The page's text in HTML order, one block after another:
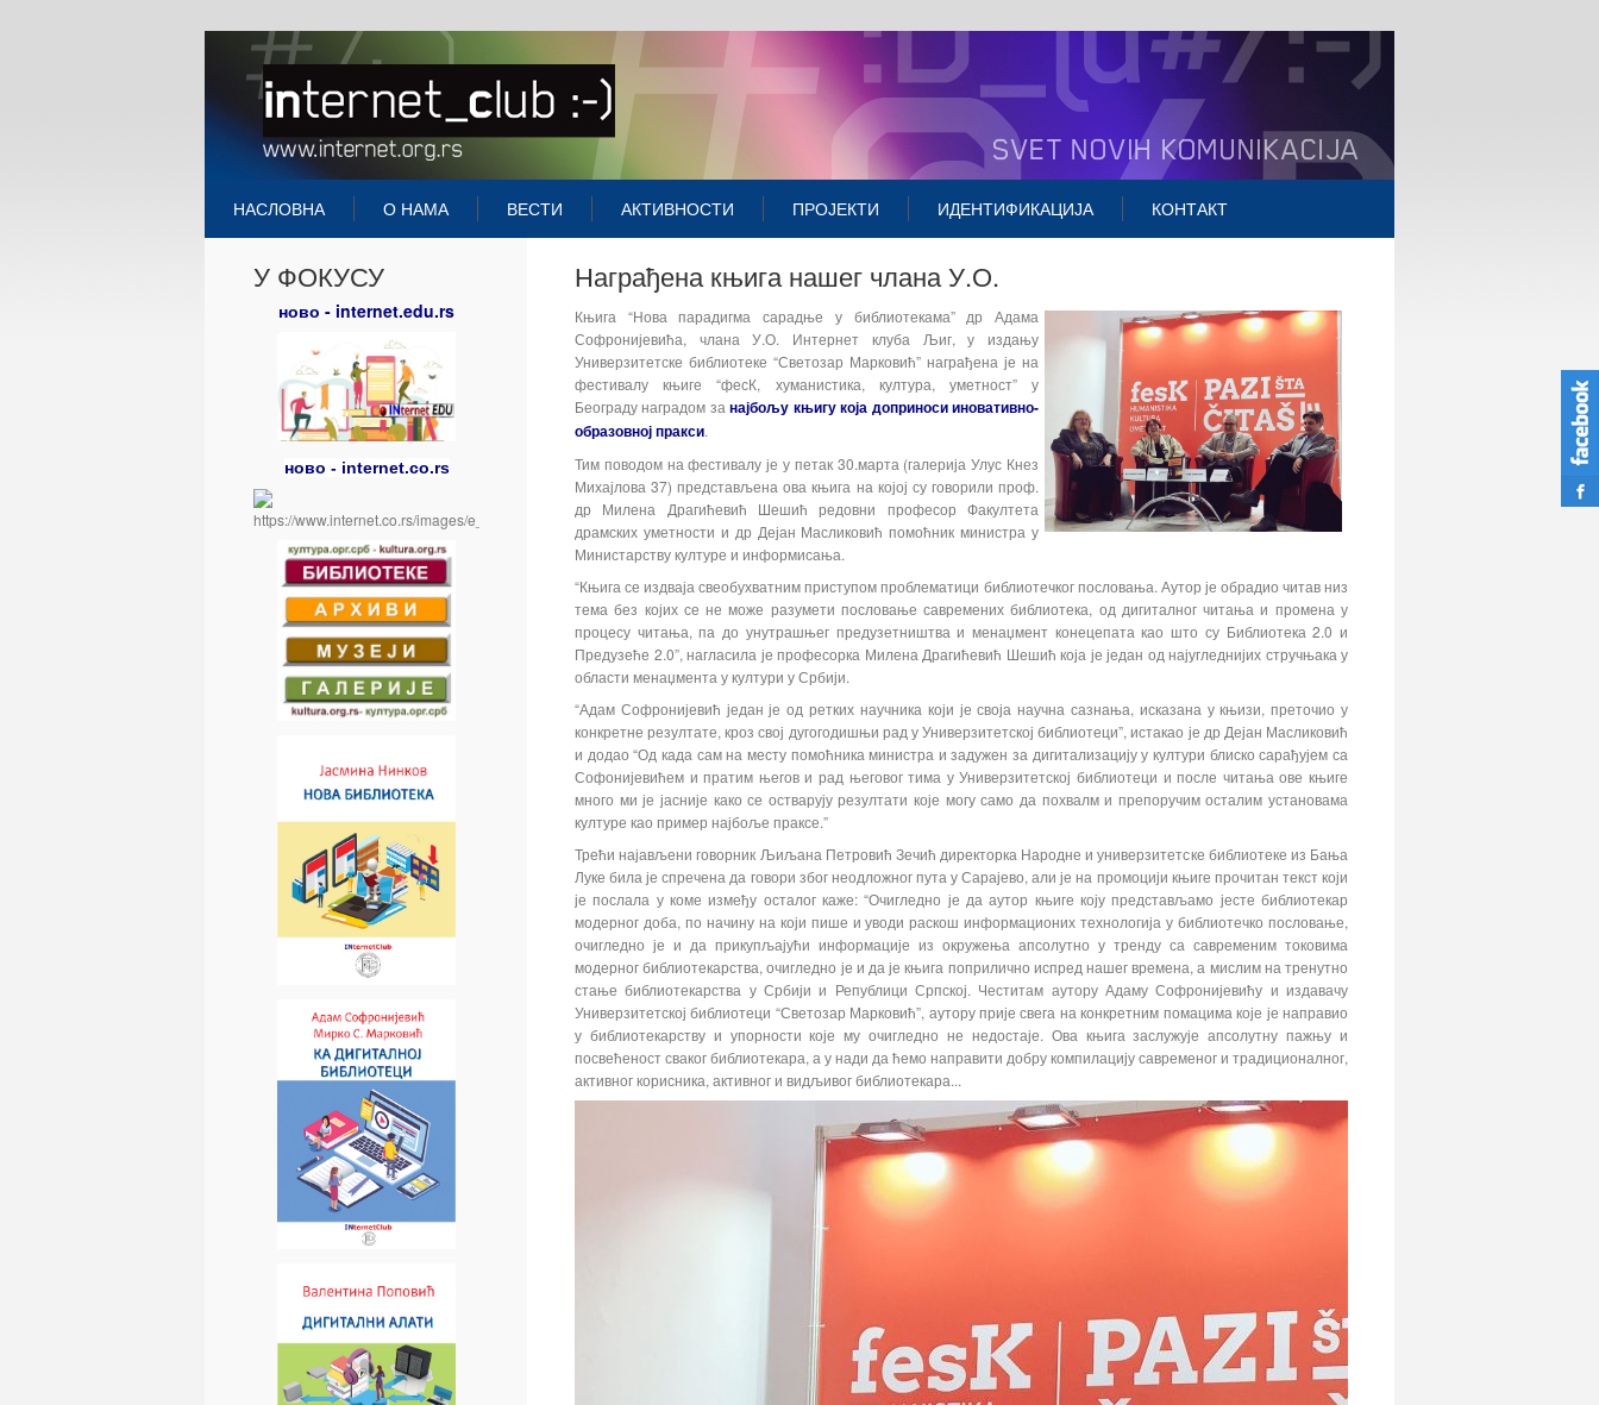
НАСЛОВНА О НАМА ВЕСТИ АКТИВНОСТИ ПРОЈЕКТИ ИДЕНТИФИКАЦИЈА КОНТАКТ
У ФОКУСУ
ново - internet.edu.rs
ново - internet.co.rs
Награђена књига нашег члана У.О.
Књига “Нова парадигма сарадње у библиотекама” др Адама
Софронијевића, члана У.О. Интернет клуба Љиг, у издању
Универзитетске библиотеке “Светозар Марковић” награђена је на
фестивалу књиге “фесК, хуманистика, култура, уметност” у
Београду наградом занајбољу књигу која доприноси иновативно-
образовној пракси.
Тим поводом на фестивалу је у петак 30.марта (галерија Улус Кнез
Михајлова 37) представљена ова књига на којој су говорили проф.
др Милена Драгићевић Шешић редовни професор Факултета
драмских уметности и др Дејан Масликовић помоћник министра у
Министарству културе и информисања.
“Књига се издваја свеобухватним приступом проблематици библиотечког пословања. Аутор је обрадио читав низ
тема без којих се не може разумети пословање савремених библиотека, од дигиталног читања и промена у
процесу читања, па до унутрашњег предузетништва и менаџмент конецепата као што су Библиотека 2.0 и
Предузеће 2.0”, нагласила је професорка Милена Драгићевић Шешић која је један од најугледнијих стручњака у
области менаџмента у култури у Србији.
“Адам Софронијевић један је од ретких научника који је своја научна сазнања, исказана у књизи, преточио у
конкретне резултате, кроз свој дугогодишњи рад у Универзитетској библиотеци”, истакао је др Дејан Масликовић
и додао “Од када сам на месту помоћника министра и задужен за дигитализацију у култури блиско сарађујем са
Софонијевићем и пратим његов и рад његовог тима у Универзитетској библиотеци и после читања ове књиге
много ми је јасније како се остварују резултати које могу само да похвалм и препоручим осталим установама
културе као пример најбоље праксе.”
Трећи најављени говорник Љиљана Петровић Зечић директорка Народне и универзитетске библиотеке из Бања
Луке била је спречена да говори због неодложног пута у Сарајево, али је на промоцији књиге прочитан текст који
је послала у коме између осталог каже: “Очигледно је да аутор књиге коју представљамо јесте библиотекар
модерног доба, по начину на који пише и уводи раскош информационих технологија у библиотечко пословање,
очигледно је и да прикупљајући информације из окружења апсолутно у тренду са савременим токовима
модерног библиотекарства, очигледно је и да је књига поприлично испред нашег времена, а мислим на тренутно
стање библиотекарства у Србији и Републици Српској. Честитам аутору Адаму Софронијевићу и издавачу
Универзитетској библиотеци “Светозар Марковић”, аутору прије свега на конкретним помацима које је направио
у библиотекарству и упорности које му очигледно не недостаје. Ова књига заслужује апсолутну пажњу и
посвећеност сваког библиотекара, а у нади да ћемо направити добру компилацију савременог и традиционалног,
активног корисника, активног и видљивог библиотекара...